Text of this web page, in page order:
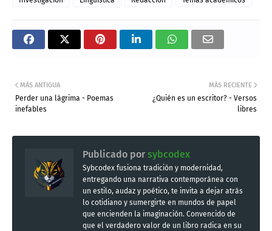
MÁS RECIENTE
¿Quién es un escritor? - Versos
libres
MÁS ANTIGUA
Perder una lágrima - Poemas
inefables
Publicado por sybcodex
Sybcodex fusiona tradición y modernidad,
entregando una narrativa contemporánea con
un estilo, audaz y poético, te invita a dejar atrás
lo cotidiano y sumergirte en mundos de papel
que encienden la imaginación. Convencido de
que el verdadero valor de un libro radica en su